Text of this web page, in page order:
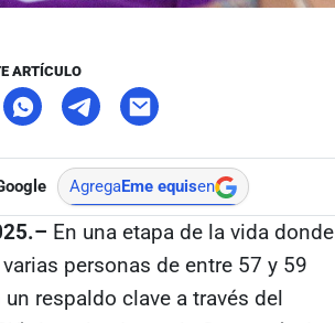
ARTÍCULO
AgregaEme equisen
En una etapa de la vida donde
personas de entre 57 y 59
respaldo clave a través del